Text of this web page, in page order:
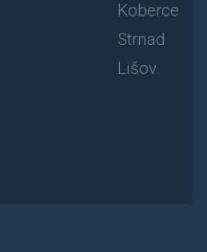
Koberce
Strnad
Lišov.